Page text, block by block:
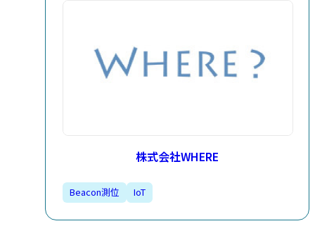
株式会社WHERE
Beacon測位​ IoT​